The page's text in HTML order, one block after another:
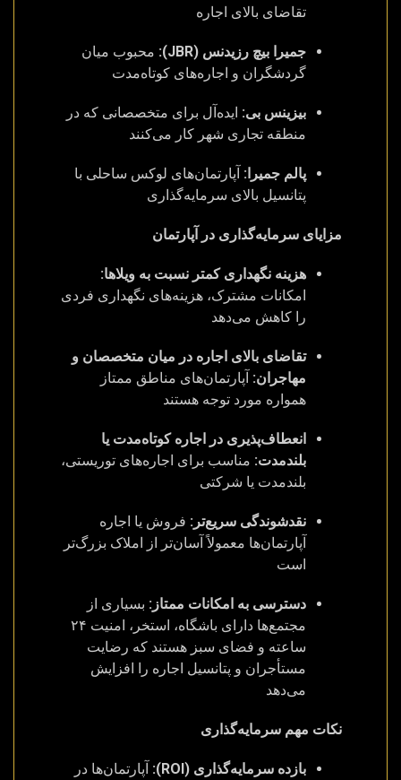
تقاضای بالای اجاره
جمیرا بیچ رزیدنس (JBR):
محبوب میان
گردشگران و اجاره‌های کوتاه‌مدت
بیزینس بی: ایده‌آل برای متخصصانی که در
منطقه تجاری شهر کار می‌کنند
پالم جمیرا: آپارتمان‌های لوکس ساحلی با
پتانسیل بالای سرمایه‌گذاری
مزایای سرمایه‌گذاری در آپارتمان
هزینه نگهداری کمتر نسبت به ویلاها:
امکانات مشترک، هزینه‌های نگهداری فردی
را کاهش می‌دهد
تقاضای بالای اجاره در میان متخصصان و
مهاجران: آپارتمان‌های مناطق ممتاز
همواره مورد توجه هستند
انعطاف‌پذیری در اجاره کوتاه‌مدت یا
بلندمدت: مناسب برای اجاره‌های توریستی،
بلندمدت یا شرکتی
نقدشوندگی سریع‌تر: فروش یا اجاره
آپارتمان‌ها معمولاً آسان‌تر از املاک بزرگ‌تر
است
دسترسی به امکانات ممتاز: بسیاری از
مجتمع‌ها دارای باشگاه، استخر، امنیت ۲۴
ساعته و فضای سبز هستند که رضایت
مستأجران و پتانسیل اجاره را افزایش
می‌دهد
نکات مهم سرمایه‌گذاری
بازده سرمایه‌گذاری (ROI): آپارتمان‌ها در